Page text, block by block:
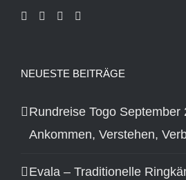
NEUESTE BEITRÄGE
Rundreise Togo September
Ankommen, Verstehen,
Evala – Traditionelle